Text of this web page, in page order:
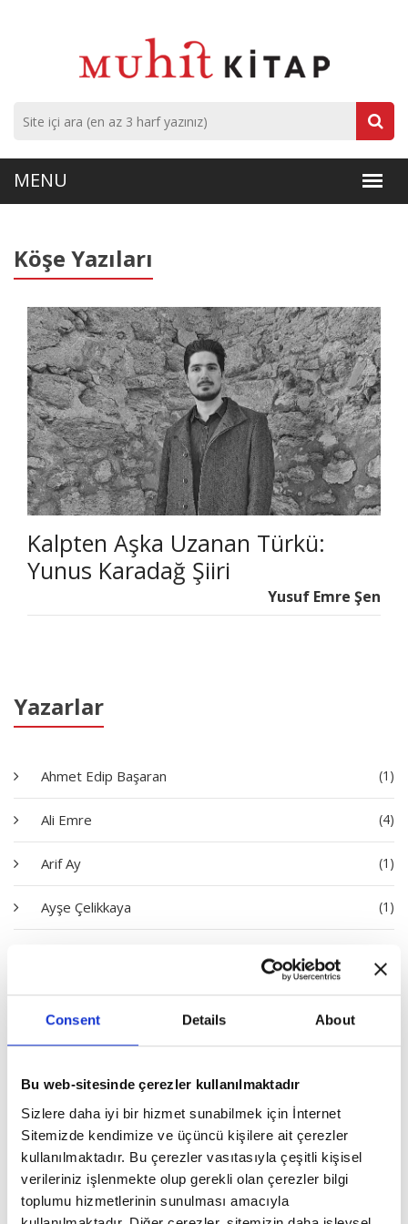
Consent Details About
Bu web-sitesinde çerezler kullanılmaktadır
Sizlere daha iyi bir hizmet sunabilmek için İnternet
Sitemizde kendimize ve üçüncü kişilere ait çerezler
kullanılmaktadır. Bu çerezler vasıtasıyla çeşitli kişisel
verileriniz işlenmekte olup gerekli olan çerezler bilgi
toplumu hizmetlerinin sunulması amacıyla
Yazarlar
Ahmet Edip Başaran (1)
Ali Emre (4)
Arif Ay (1)
Ayşe Çelikkaya (1)
Dilara Ayşe Akdeniz (1)
Emine Batar
Köşe Yazıları
Kalpten Aşka Uzanan Türkü:
Yunus Karadağ Şiiri
Yusuf Emre Şen